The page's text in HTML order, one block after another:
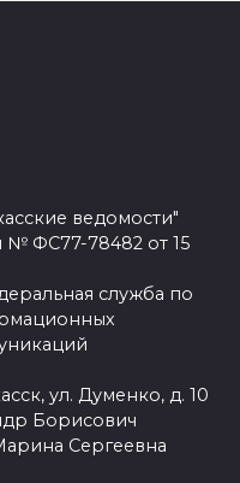
ведомости"
ФС77-78482 от 15
служба по
ул. Думенко, д. 10
Борисович
Сергеевна